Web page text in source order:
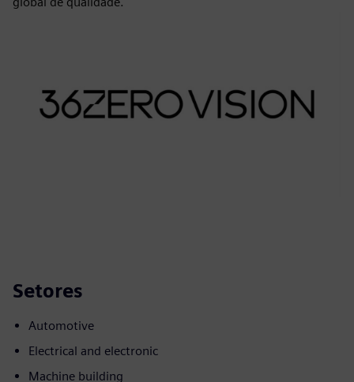
Setores
Automotive
Electrical and electronic
Machine building